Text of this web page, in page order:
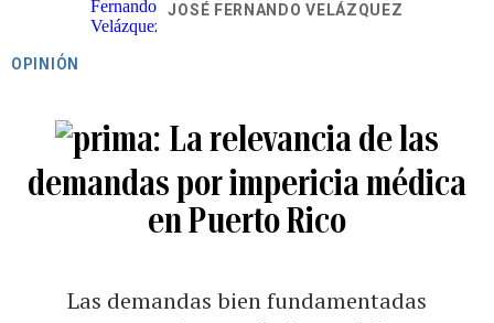
JOSÉ FERNANDO VELÁZQUEZ
OPINIÓN
La relevancia de las
demandas por impericia médica
en Puerto Rico
Las demandas bien fundamentadas